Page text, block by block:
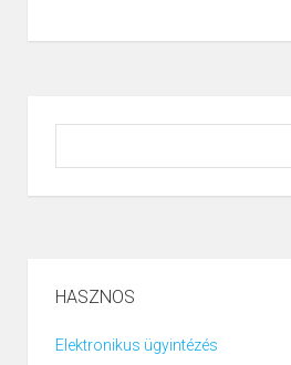
HASZNOS
Elektronikus ügyintézés